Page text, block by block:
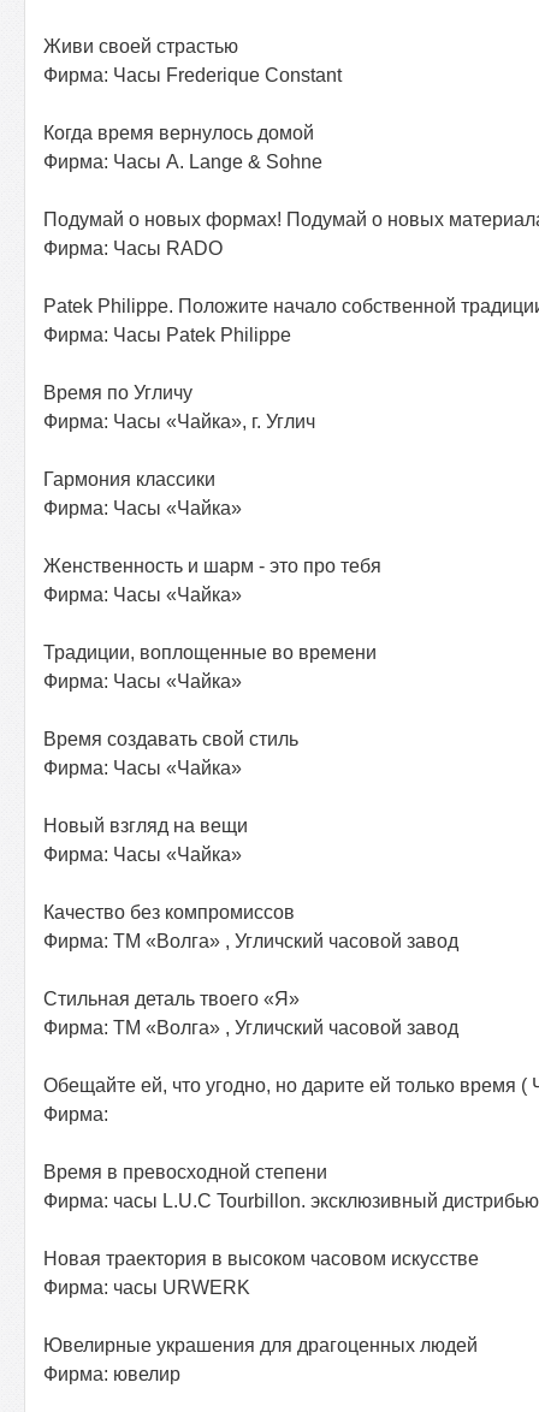
Живи своей страстью
Фирма: Часы Frederique Constant
Когда время вернулось домой
Фирма: Часы A. Lange & Sohne
Подумай о новых формах! Подумай о новых
Фирма: Часы RADO
Patek Philippe. Положите начало собственной
Фирма: Часы Patek Philippe
Время по Угличу
Фирма: Часы «Чайка», г. Углич
Гармония классики
Фирма: Часы «Чайка»
Женственность и шарм - это про тебя
Фирма: Часы «Чайка»
Традиции, воплощенные во времени
Фирма: Часы «Чайка»
Время создавать свой стиль
Фирма: Часы «Чайка»
Новый взгляд на вещи
Фирма: Часы «Чайка»
Качество без компромиссов
Фирма: ТМ «Волга» , Угличский часовой завод
Стильная деталь твоего «Я»
Фирма: ТМ «Волга» , Угличский часовой завод
Обещайте ей, что угодно, но дарите ей только время
Фирма:
Время в превосходной степени
Фирма: часы L.U.C Tourbillon. эксклюзивный
Новая траектория в высоком часовом искусстве
Фирма: часы URWERK
Ювелирные украшения для драгоценных людей
Фирма: ювелир